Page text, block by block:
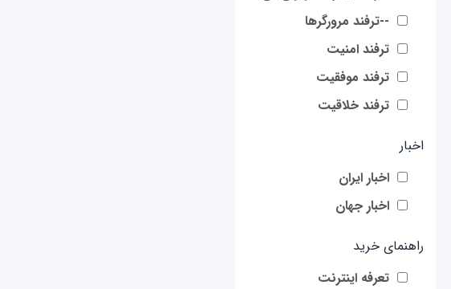
--ترفند مرورگرها
ترفند امنیت
ترفند موفقیت
ترفند خلاقیت
اخبار
اخبار ایران
اخبار جهان
راهنمای خرید
تعرفه اینترنت